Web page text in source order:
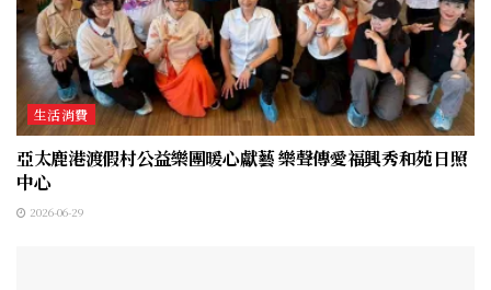
生活消費
亞太鹿港渡假村公益樂團暖心獻藝 樂聲傳愛福興秀和苑日照
中心
2026-06-29